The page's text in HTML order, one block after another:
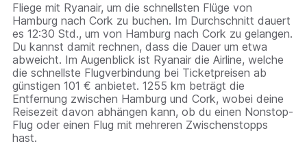
Fliege mit Ryanair, um die schnellsten Flüge von
Hamburg nach Cork zu buchen. Im Durchschnitt dauert
es 12:30 Std., um von Hamburg nach Cork zu gelangen.
Du kannst damit rechnen, dass die Dauer um etwa
abweicht. Im Augenblick ist Ryanair die Airline, welche
die schnellste Flugverbindung bei Ticketpreisen ab
günstigen 101 € anbietet. 1255 km beträgt die
Entfernung zwischen Hamburg und Cork, wobei deine
Reisezeit davon abhängen kann, ob du einen Nonstop-
Flug oder einen Flug mit mehreren Zwischenstopps
hast.